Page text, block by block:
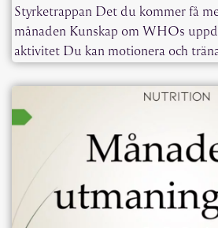
Styrketrappan Det du kommer få
månaden Kunskap om WHOs
aktivitet Du kan motionera och